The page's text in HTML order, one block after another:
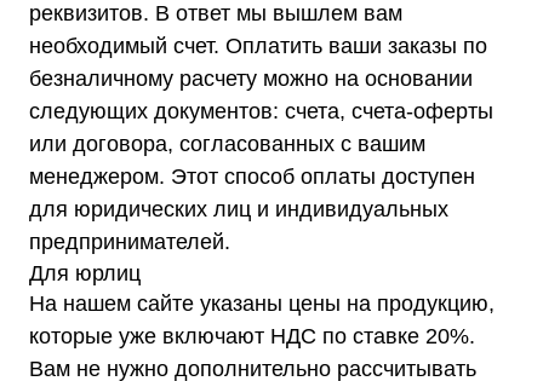
реквизитов. В ответ мы вышлем вам
необходимый счет. Оплатить ваши заказы по
безналичному расчету можно на основании
следующих документов: счета, счета-оферты
или договора, согласованных с вашим
менеджером. Этот способ оплаты доступен
для юридических лиц и индивидуальных
предпринимателей.
Для юрлиц
На нашем сайте указаны цены на продукцию,
которые уже включают НДС по ставке 20%.
Вам не нужно дополнительно рассчитывать
Режим работы: Пн-Пт: 9:00 —
info@shtil-stab.ru
+7 (495) 150-17-07
г. Москва, 2-й Южнопортовый
проезд, д. 10, стр. 11
8 (800) 444-75-17